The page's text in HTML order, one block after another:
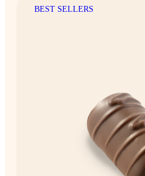
BEST SELLERS